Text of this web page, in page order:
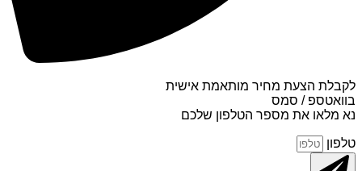
לקבלת הצעת מחיר מותאמת אישית
בוואטספ / סמס
נא מלאו את מספר הטלפון שלכם
טלפון